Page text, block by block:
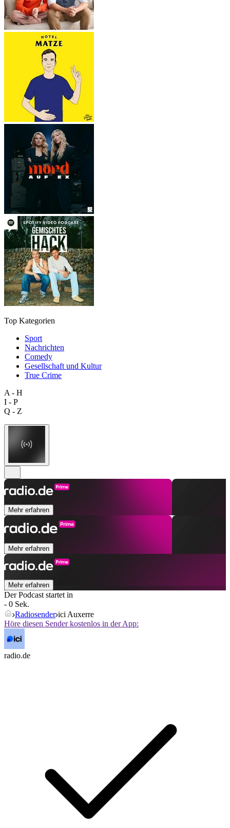
Top Kategorien
Sport
Nachrichten
Comedy
Gesellschaft und Kultur
True Crime
A - H
I - P
Q - Z
Mehr erfahren
Mehr erfahren
Mehr erfahren
Der Podcast startet in
- 0 Sek.
Radiosender ici Auxerre
Höre diesen Sender kostenlos in der App:
radio.de